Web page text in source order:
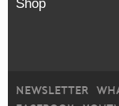
Shop
NEWSLETTER